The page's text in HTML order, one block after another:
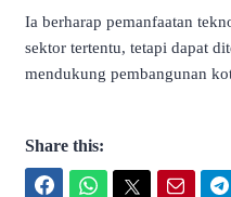
Ia berharap pemanfaatan
sektor tertentu, tetapi dapat
mendukung pembangunan
Share this: